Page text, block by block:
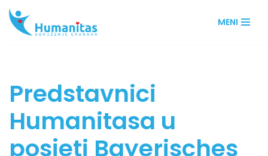
Skip
MENI
Predstavnici
Humanitasa u
posjeti Bayerisches